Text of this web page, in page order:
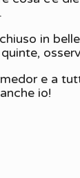
in
e a
io!